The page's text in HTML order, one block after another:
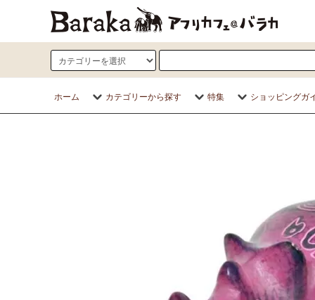
ホーム カテゴリーから探す 特集 ショッピングガ